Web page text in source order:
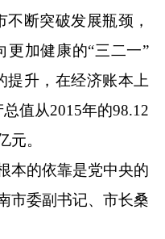
断突破发展瓶颈，
更加健康的“三二一”
提升，在经济账本上
值从2015年的98.12
元。
的依靠是党中央的
市委副书记、市长桑